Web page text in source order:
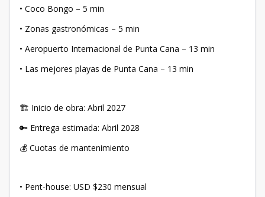
• Coco Bongo – 5 min
• Zonas gastronómicas – 5 min
• Aeropuerto Internacional de Punta Cana – 13 min
• Las mejores playas de Punta Cana – 13 min
🏗 Inicio de obra: Abril 2027
🔑 Entrega estimada: Abril 2028
💰 Cuotas de mantenimiento
• Pent-house: USD $230 mensual